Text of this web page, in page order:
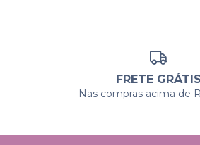
FRETE GRÁTIS
Nas compras acima de